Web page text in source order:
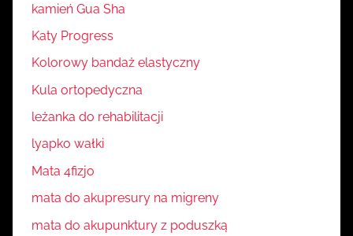
kamień Gua Sha
Katy Progress
Kolorowy bandaż elastyczny
Kula ortopedyczna
leżanka do rehabilitacji
lyapko wałki
Mata 4fizjo
mata do akupresury na migreny
mata do akupunktury z poduszką